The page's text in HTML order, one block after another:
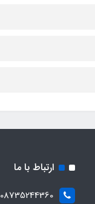
ارتباط با ما
08735244360 - 09356147755